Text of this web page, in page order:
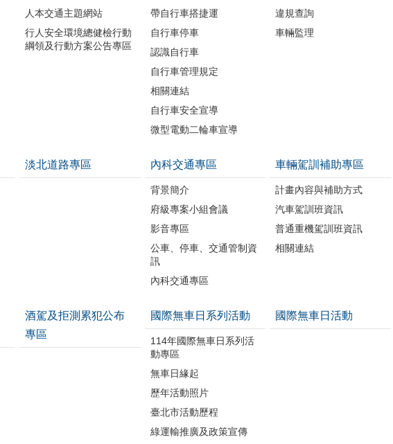
人本交通主題網站
行人安全環境總健檢行動
綱領及行動方案公告專區
帶自行車搭捷運
自行車停車
認識自行車
自行車管理規定
相關連結
自行車安全宣導
微型電動二輪車宣導
違規查詢
車輛監理
淡北道路專區 內科交通專區
背景簡介
府級專案小組會議
影音專區
公車、停車、交通管制資
訊
內科交通專區
車輛駕訓補助專區
計畫內容與補助方式
汽車駕訓班資訊
普通重機駕訓班資訊
相關連結
酒駕及拒測累犯公布
專區
國際無車日系列活動
114年國際無車日系列活
動專區
無車日緣起
歷年活動照片
臺北市活動歷程
綠運輸推廣及政策宣傳
國際無車日活動